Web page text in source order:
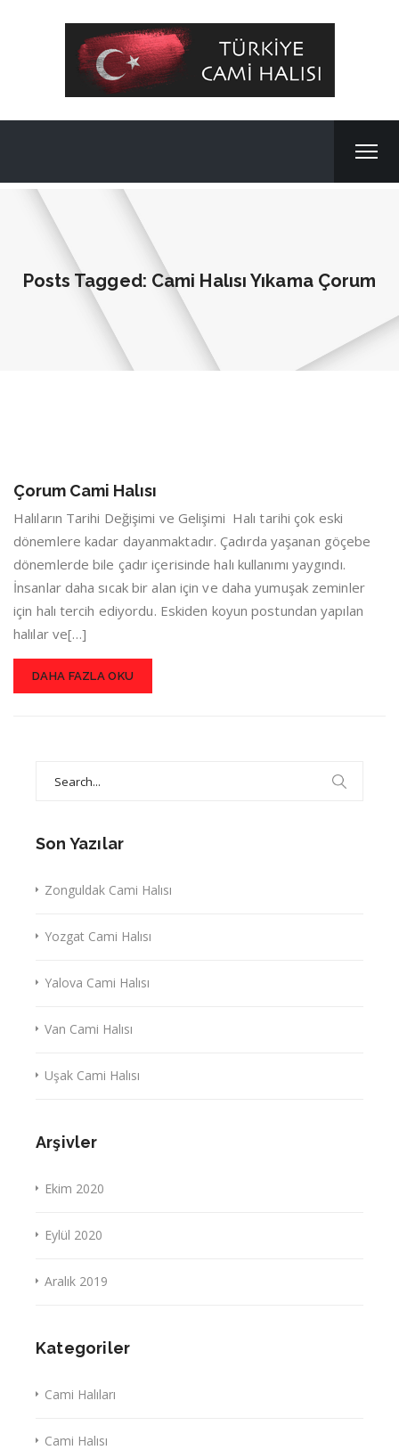
Posts Tagged: Cami Halısı Yıkama Çorum
Çorum Cami Halısı
Halıların Tarihi Değişimi ve Gelişimi Halı tarihi çok eski
dönemlere kadar dayanmaktadır. Çadırda yaşanan göçebe
dönemlerde bile çadır içerisinde halı kullanımı yaygındı.
İnsanlar daha sıcak bir alan için ve daha yumuşak zeminler
için halı tercih ediyordu. Eskiden koyun postundan yapılan
halılar ve[…]
DAHA FAZLA OKU
Son Yazılar
Zonguldak Cami Halısı
Yozgat Cami Halısı
Yalova Cami Halısı
Van Cami Halısı
Uşak Cami Halısı
Arşivler
Ekim 2020
Eylül 2020
Aralık 2019
Kategoriler
Cami Halıları
Cami Halısı